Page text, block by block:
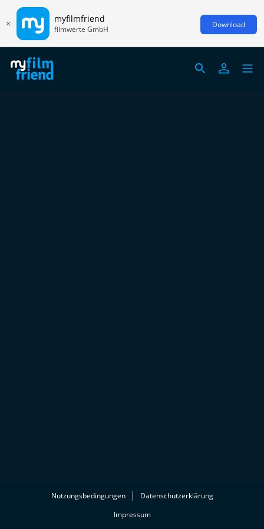
myfilmfriend
filmwerte GmbH Download
Nutzungsbedingungen
Datenschutzerklärung
Impressum